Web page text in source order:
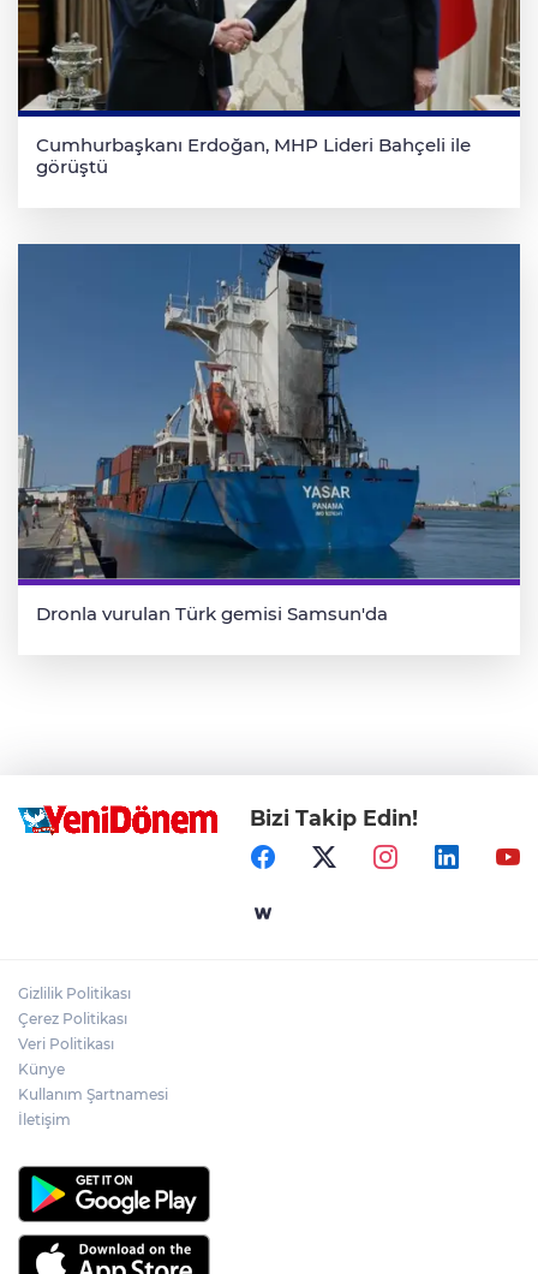
Cumhurbaşkanı Erdoğan, MHP Lideri Bahçeli ile
görüştü
Dronla vurulan Türk gemisi Samsun'da
Bizi Takip Edin!
Gizlilik Politikası
Çerez Politikası
Veri Politikası
Künye
Kullanım Şartnamesi
İletişim